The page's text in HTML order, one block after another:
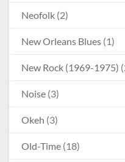
Neofolk (2)
New Orleans Blues (1)
New Rock (1969-1975)
Noise (3)
Okeh (3)
Old-Time (18)